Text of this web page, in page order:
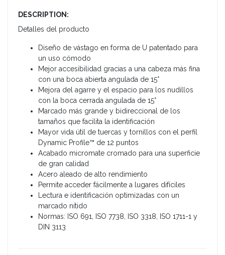
DESCRIPTION:
Detalles del producto
Diseño de vástago en forma de U patentado para
un uso cómodo
Mejor accesibilidad gracias a una cabeza más fina
con una boca abierta angulada de 15°
Mejora del agarre y el espacio para los nudillos
con la boca cerrada angulada de 15°
Marcado más grande y bidireccional de los
tamaños que facilita la identificación
Mayor vida útil de tuercas y tornillos con el perfil
Dynamic Profile™ de 12 puntos
Acabado micromate cromado para una superficie
de gran calidad
Acero aleado de alto rendimiento
Permite acceder fácilmente a lugares difíciles
Lectura e identificación optimizadas con un
marcado nítido
Normas: ISO 691, ISO 7738, ISO 3318, ISO 1711-1 y
DIN 3113